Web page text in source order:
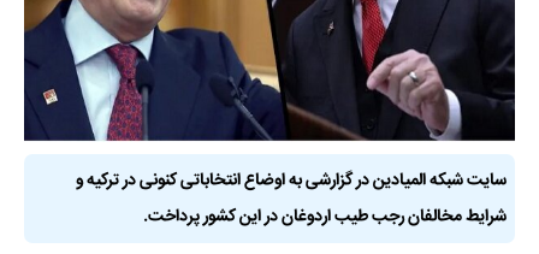
سایت شبکه المیادین در گزارشی به اوضاع انتخاباتی کنونی در ترکیه و
شرایط مخالفان رجب طیب اردوغان در این کشور پرداخت.